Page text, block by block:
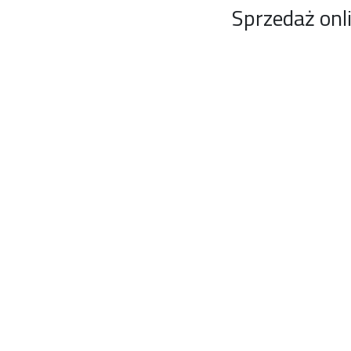
Sprzedaż